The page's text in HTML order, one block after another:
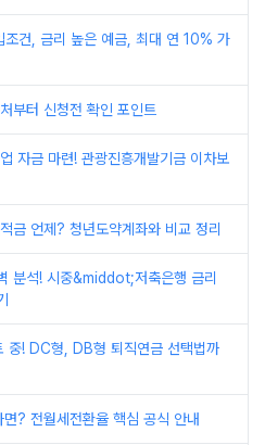
조건, 금리 높은 예금, 최대 연 10% 가
부터 신청전 확인 포인트
자금 마련! 관광진흥개발기금 이차보
금 언제? 청년도약계좌와 비교 정리
분석! 시중&middot;저축은행 금리
중! DC형, DB형 퇴직연금 선택법까
? 전월세전환율 핵심 공식 안내